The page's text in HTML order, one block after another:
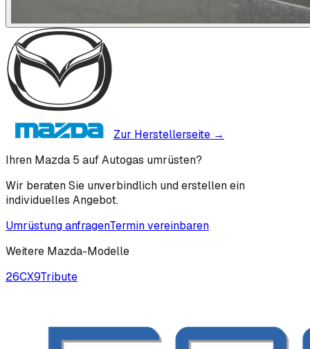
Zur Herstellerseite →
Ihren Mazda 5 auf Autogas umrüsten?
Wir beraten Sie unverbindlich und erstellen ein
individuelles Angebot.
Umrüstung anfragenTermin vereinbaren
Weitere Mazda-Modelle
26CX9Tribute